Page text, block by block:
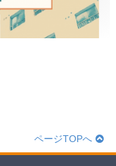
ページTOPへ